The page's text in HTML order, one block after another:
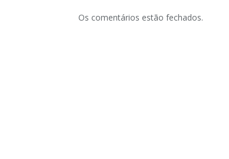
Os comentários estão fechados.